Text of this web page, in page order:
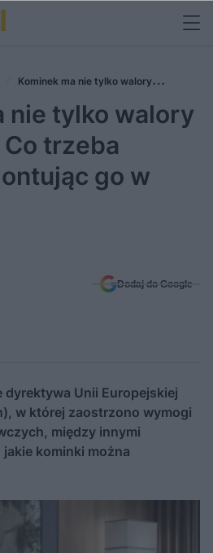
Kominek ma nie tylko walory
montując go w 2024 r.?
nie tylko walory
trzeba
go w
Dodaj do Google
dyrektywa Unii Europejskiej
w której zaostrzono wymogi
między innymi
kominki można